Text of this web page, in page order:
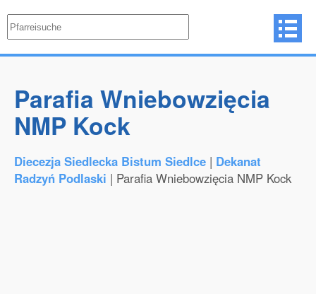
Parafia Wniebowzięcia
NMP Kock
Diecezja Siedlecka Bistum Siedlce | Dekanat
Radzyń Podlaski | Parafia Wniebowzięcia NMP Kock